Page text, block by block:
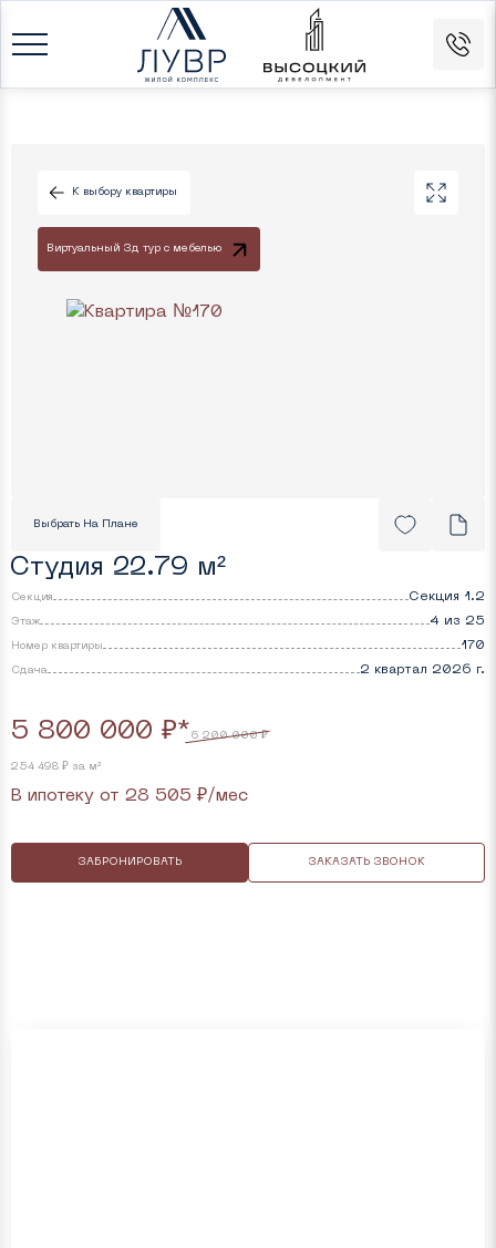
К выбору квартиры
Виртуальный 3д тур с мебелью
Выбрать На Плане
Студия 22.79 м²
Секция Секция 1.2
Этаж 4 из 25
Номер квартиры 170
Cдача 2 квартал 2026 г.
5 800 000 ₽* 6 200 000 ₽
254 498 ₽ за м²
В ипотеку от 28 505 ₽/мес
ЗАБРОНИРОВАТЬ ЗАКАЗАТЬ ЗВОНОК